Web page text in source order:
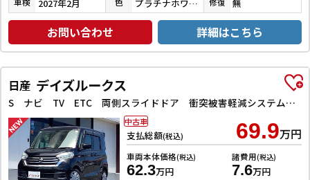
2027年2月 プラチナホワイトパール 無
お問い合わせ 詳細はこちら
日産 デイズルークス
S ナビ TV ETC 両側スライドドア 衝突被害軽減システム キーレスエントリー アイドリングストップ 電動格納ミラー CVT ESC CD USB ミュージックプレイヤー接続可
支払総額(税込) 69.9万円
車両本体価格(税込)
62.3万円
諸費用(税込)
7.6万円
中古車